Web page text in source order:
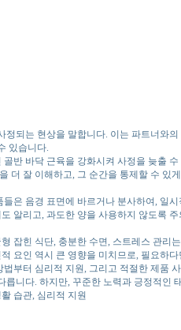
되는 현상을 말합니다. 이는 파트너와
있습니다.
반 바닥 근육을 강화시켜 사정을 늦출
더 잘 이해하고, 그 순간을 통제할 수 있
은 음경 표면에 바르거나 분사하여, 일
알리고, 과도한 양을 사용하지 않도록
잡힌 식단, 충분한 수면, 스트레스 관리
요인 역시 큰 영향을 미치므로, 필요하
부터 심리적 지원, 그리고 적절한 제품
니다. 하지만, 꾸준한 노력과 긍정적인
습관, 심리적 지원